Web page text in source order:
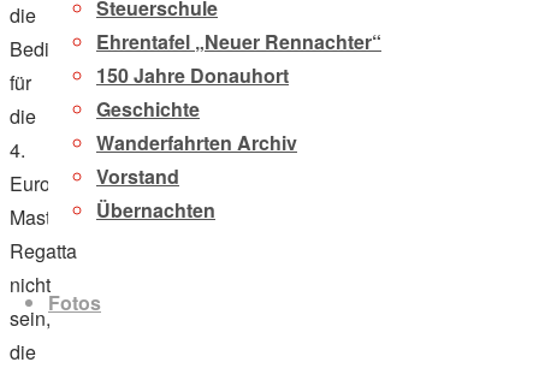
Steuerschule
Ehrentafel „Neuer Rennachter“
150 Jahre Donauhort
Geschichte
Wanderfahrten Archiv
Vorstand
Übernachten
Fotos
die
Bedingungen
für
die
4.
Euro-
Masters-
Regatta
nicht
sein,
die